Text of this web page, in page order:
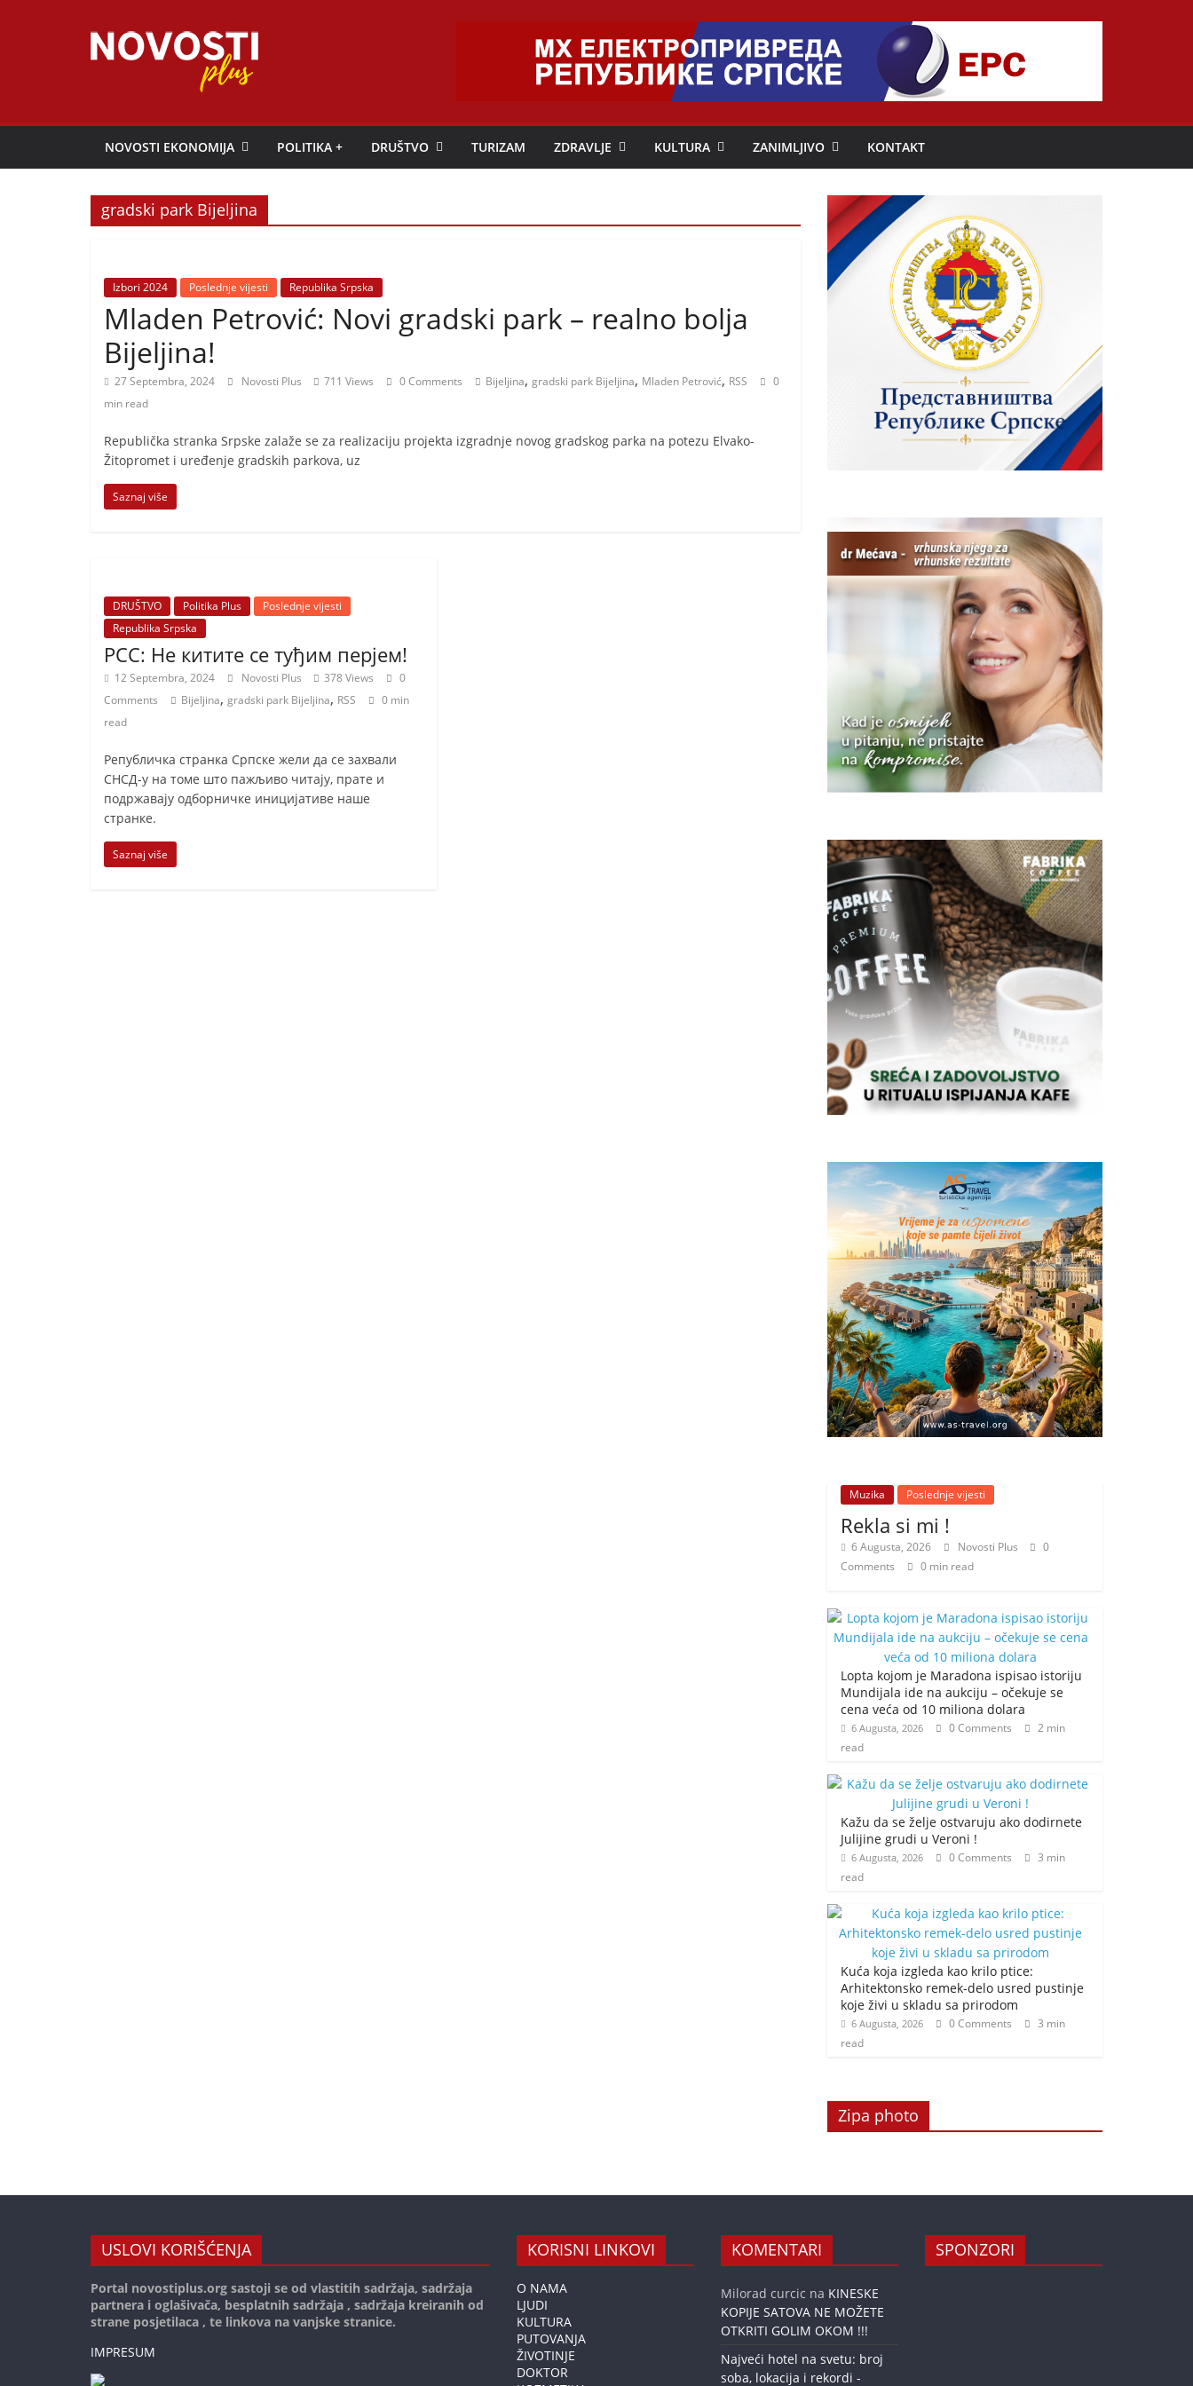
Novosti
Plus
r
NOVOSTI EKONOMIJA POLITIKA + DRUŠTVO TURIZAM ZDRAVLJE KULTURA ZANIMLJIVO KONTAKT
gradski park Bijeljina
Izbori 2024 Poslednje vijesti Republika Srpska
Mladen Petrović: Novi gradski park – realno bolja
Bijeljina!
27 Septembra, 2024 Novosti Plus 711 Views 0 Comments Bijeljina, gradski park Bijeljina, Mladen Petrović, RSS
0
min read
Republička stranka Srpske zalaže se za realizaciju projekta izgradnje novog gradskog parka na potezu Elvako-
Žitopromet i uređenje gradskih parkova, uz
Saznaj više
DRUŠTVO Politika Plus
Poslednje vijesti
Republika Srpska
РСС: Не китите се туђим перјем!
12 Septembra, 2024 Novosti Plus 378 Views
0
Comments
Bijeljina, gradski park Bijeljina, RSS
0 min
read
Републичка странка Српске жели да се захвали
СНСД-у на томе што пажљиво читају, прате и
подржавају одборничке иницијативе наше
странке.
Saznaj više
Muzika Poslednje vijesti
Rekla si mi !
6 Augusta, 2026 Novosti Plus
0
Comments
0 min read
Lopta kojom je Maradona ispisao istoriju
Mundijala ide na aukciju – očekuje se
cena veća od 10 miliona dolara
6 Augusta, 2026 0 Comments
2 min
read
Kažu da se želje ostvaruju ako dodirnete
Julijine grudi u Veroni !
6 Augusta, 2026 0 Comments
3 min
read
Kuća koja izgleda kao krilo ptice:
Arhitektonsko remek-delo usred pustinje
koje živi u skladu sa prirodom
6 Augusta, 2026 0 Comments
3 min
read
Zipa photo
USLOVI KORIŠĆENJA
Portal novostiplus.org sastoji se od vlastitih sadržaja, sadržaja
partnera i oglašivača, besplatnih sadržaja , sadržaja kreiranih od
strane posjetilaca , te linkova na vanjske stranice.
IMPRESUM
KORISNI LINKOVI
O NAMA
LJUDI
KULTURA
PUTOVANJA
ŽIVOTINJE
DOKTOR
KOMENTARI
Milorad curcic na KINESKE
KOPIJE SATOVA NE MOŽETE
OTKRITI GOLIM OKOM !!!
Najveći hotel na svetu: broj
soba, lokacija i rekordi -
SPONZORI